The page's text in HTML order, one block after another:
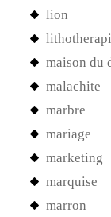
lion
maison du
malachite
marbre
mariage
marketing
marquise
marron